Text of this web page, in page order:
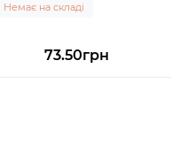
Немає на складі
73.50грн